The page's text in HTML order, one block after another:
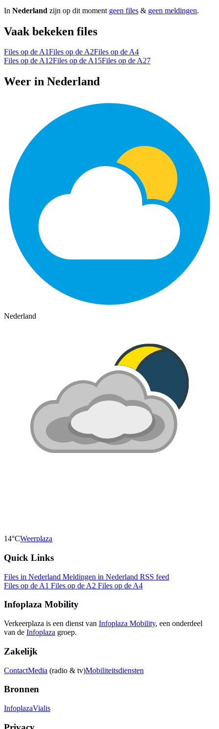
In Nederland zijn op dit moment geen files & geen meldingen.
Vaak bekeken files
Files op de A1Files op de A2Files op de A4
Files op de A12Files op de A15Files op de A27
Weer in Nederland
Nederland
14°CWeerplaza
Quick Links
Files in Nederland Meldingen in Nederland RSS feed
Files op de A1 Files op de A2 Files op de A4
Infoplaza Mobility
Verkeerplaza is een dienst van Infoplaza Mobility, een onderdeel
van de Infoplaza groep.
Zakelijk
ContactMedia (radio & tv)Mobiliteitsdiensten
Bronnen
InfoplazaVialis